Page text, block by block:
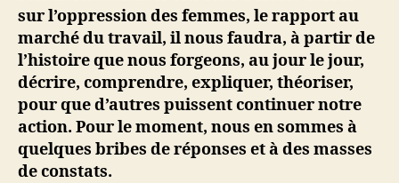
sur l’oppression des femmes, le rapport au
marché du travail, il nous faudra, à partir de
l’histoire que nous forgeons, au jour le jour,
décrire, comprendre, expliquer, théoriser,
pour que d’autres puissent continuer notre
action. Pour le moment, nous en sommes à
quelques bribes de réponses et à des masses
de constats.